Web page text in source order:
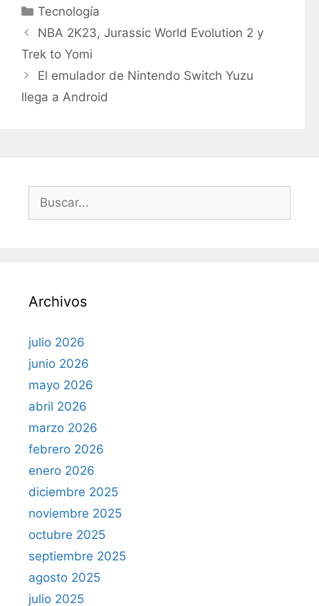
C
a
e
g
o
Tecnología
NBA 2K23, Jurassic World Evolution 2 y
Trek to Yomi
El emulador de Nintendo Switch Yuzu
llega a Android
:Archivos
julio 2026
junio 2026
mayo 2026
abril 2026
marzo 2026
febrero 2026
enero 2026
diciembre 2025
noviembre 2025
octubre 2025
septiembre 2025
agosto 2025
julio 2025